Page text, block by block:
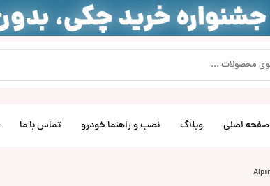
صفحه اصلی وبلاگ نصب و راهنما خودرو تماس با ما